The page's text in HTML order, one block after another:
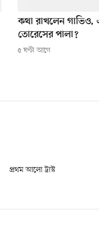
কথা রাখলেন গাভিও,
তোরেসের পালা?
৫ ঘণ্টা আগে
প্রথম আলো ট্রাস্ট